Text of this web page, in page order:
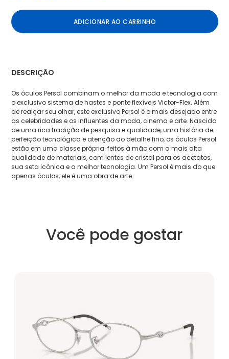
ADICIONAR AO CARRINHO
DESCRIÇÃO
Os óculos Persol combinam o melhor da moda e tecnologia com
o exclusivo sistema de hastes e ponte flexíveis Victor-Flex. Além
de realçar seu olhar, este exclusivo Persol é o mais desejado entre
as celebridades e os influentes da moda, cinema e arte. Nascido
de uma rica tradição de pesquisa e qualidade, uma história de
perfeição tecnológica e atenção ao detalhe fino, os óculos Persol
estão em uma classe própria: feitos à mão com a mais alta
qualidade de materiais, com lentes de cristal para os acetatos,
sua seta icônica e a melhor tecnologia. Um Persol é mais do que
apenas óculos, ele é uma obra de arte.
Você pode gostar